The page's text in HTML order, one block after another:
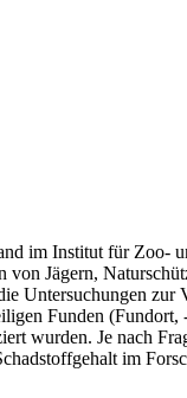
im Institut für
Jägern,
Untersuchungen zur
Funden (Fundort,
wurden. Je nach
im